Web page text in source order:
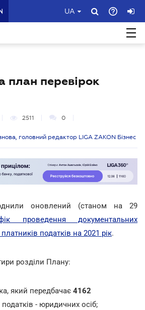
UA
план перевірок
2511 0
головний редактор LIGA ZAKON Бізнес
оновлений (станом на 29
проведення документальних
податків на 2021 рік.
розділи Плану:
який передбачає 4162
податків - юридичних осіб;